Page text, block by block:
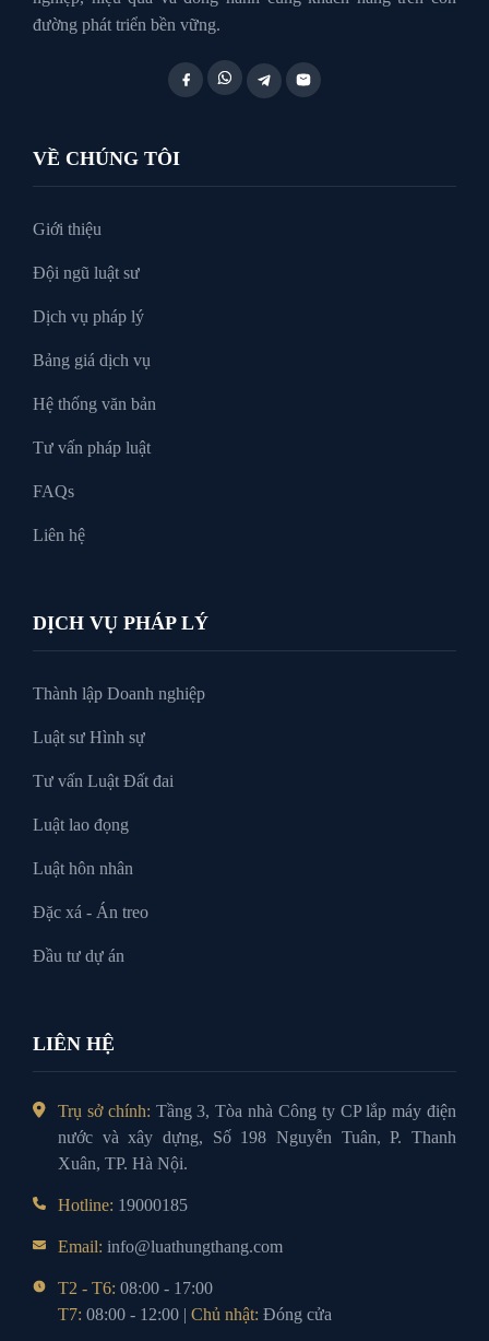
Xin tại ngoại
đường phát triển bền vững.
VỀ CHÚNG TÔI
Giới thiệu
Đội ngũ luật sư
Dịch vụ pháp lý
Bảng giá dịch vụ
Hệ thống văn bản
Tư vấn pháp luật
FAQs
Liên hệ
DỊCH VỤ PHÁP LÝ
Thành lập Doanh nghiệp
Luật sư Hình sự
Tư vấn Luật Đất đai
Luật lao đọng
Luật hôn nhân
Đặc xá - Án treo
Đầu tư dự án
LIÊN HỆ
Trụ sở chính: Tầng 3, Tòa nhà Công ty CP lắp máy điện
nước và xây dựng, Số 198 Nguyễn Tuân, P. Thanh
Xuân, TP. Hà Nội.
Hotline: 19000185
Email: info@luathungthang.com
T2 - T6: 08:00 - 17:00
T7: 08:00 - 12:00 |Chủ nhật:Đóng cửa